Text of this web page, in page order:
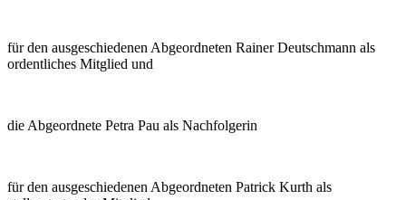
für den ausgeschiedenen Abgeordneten Rainer Deutschmann als
ordentliches Mitglied und
die Abgeordnete Petra Pau als Nachfolgerin
für den ausgeschiedenen Abgeordneten Patrick Kurth als